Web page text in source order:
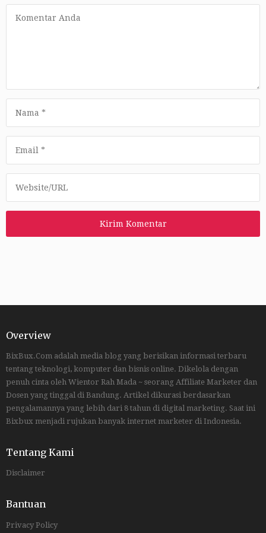
Overview
BixBux.Com adalah media blog yang berisikan informasi terbaru
tentang teknologi, komputer dan bisnis online. Dikelola dengan
penuh cinta oleh Wientor Rah Mada ~ seorang Affiliate Marketer dan
Dosen yang tinggal di Bandung. Artikel dikurasi berdasarkan
pengalamannya yang lebih dari 8 tahun di digital marketing. Saat ini
Bixbux menjadi rujukan banyak internet marketer di Indonesia.
Tentang Kami
Disclaimer
Bantuan
Privacy Policy